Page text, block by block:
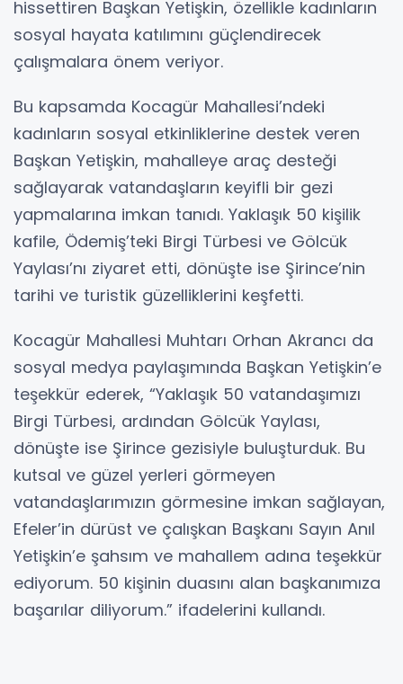
hissettiren Başkan Yetişkin, özellikle kadınların
sosyal hayata katılımını güçlendirecek
çalışmalara önem veriyor.
Bu kapsamda Kocagür Mahallesi’ndeki
kadınların sosyal etkinliklerine destek veren
Başkan Yetişkin, mahalleye araç desteği
sağlayarak vatandaşların keyifli bir gezi
yapmalarına imkan tanıdı. Yaklaşık 50 kişilik
kafile, Ödemiş’teki Birgi Türbesi ve Gölcük
Yaylası’nı ziyaret etti, dönüşte ise Şirince’nin
tarihi ve turistik güzelliklerini keşfetti.
Kocagür Mahallesi Muhtarı Orhan Akrancı da
sosyal medya paylaşımında Başkan Yetişkin’e
teşekkür ederek, “Yaklaşık 50 vatandaşımızı
Birgi Türbesi, ardından Gölcük Yaylası,
dönüşte ise Şirince gezisiyle buluşturduk. Bu
kutsal ve güzel yerleri görmeyen
vatandaşlarımızın görmesine imkan sağlayan,
Efeler’in dürüst ve çalışkan Başkanı Sayın Anıl
Yetişkin’e şahsım ve mahallem adına teşekkür
ediyorum. 50 kişinin duasını alan başkanımıza
başarılar diliyorum.” ifadelerini kullandı.